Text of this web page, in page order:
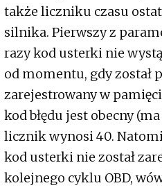
także liczniku czasu
silnika. Pierwszy z
razy kod usterki nie
od momentu, gdy został
zarejestrowany w
kod błędu jest obecny
licznik wynosi 40.
kod usterki nie został
kolejnego cyklu OBD,